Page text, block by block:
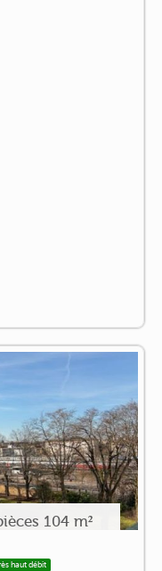
104 m²
haut débit